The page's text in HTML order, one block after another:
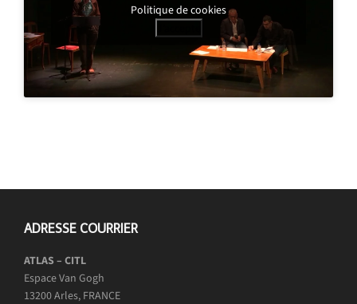
Politique de cookies
ADRESSE COURRIER
ATLAS – CITL
Espace Van Gogh
13200 Arles, FRANCE